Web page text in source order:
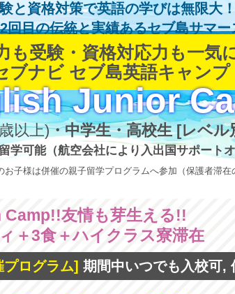
と資格対策で英語の学びは無限大！
回目の伝統と実績あるセブ島サマー
も受験・資格対応力も一気
ブナビ セブ島英語キャンプ
▼
Junior
以上)・中学生・高校生 [レベ
学可能（航空会社により入出国サポートオ
お子様は併催の親子留学プログラムへ参加（保護者滞在
友情も芽生える!!
＋3食＋ハイクラス寮滞在
ログラム] 期間中いつでも入校可,